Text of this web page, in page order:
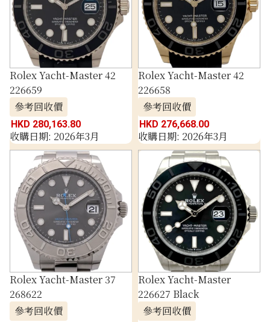
Rolex Yacht-Master 42
226659
參考回收價
HKD 280,163.80
收購日期: 2026年3月
Rolex Yacht-Master 42
226658
參考回收價
HKD 276,668.00
收購日期: 2026年3月
Rolex Yacht-Master 37
268622
參考回收價
Rolex Yacht-Master
226627 Black
參考回收價